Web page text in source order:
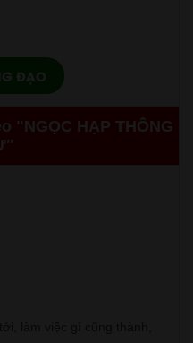
ĐẠO
"NGỌC HẠP THÔNG